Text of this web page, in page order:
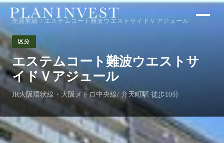
売買実績 / エステムコート難波ウエストサイドＶアジュール
区分
エステムコート難波ウエストサ
イドＶアジュール
JR大阪環状線・大阪メトロ中央線/ 弁天町駅 徒歩10分